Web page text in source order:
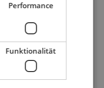
Performance
Funktionalität